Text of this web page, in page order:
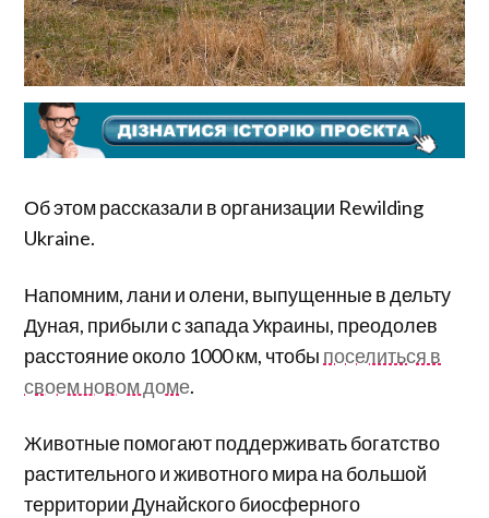
Об этом рассказали в организации Rewilding
Ukraine.
Напомним, лани и олени, выпущенные в дельту
Дуная, прибыли с запада Украины, преодолев
расстояние около 1000 км, чтобы поселиться в
своем новом доме.
Животные помогают поддерживать богатство
растительного и животного мира на большой
территории Дунайского биосферного